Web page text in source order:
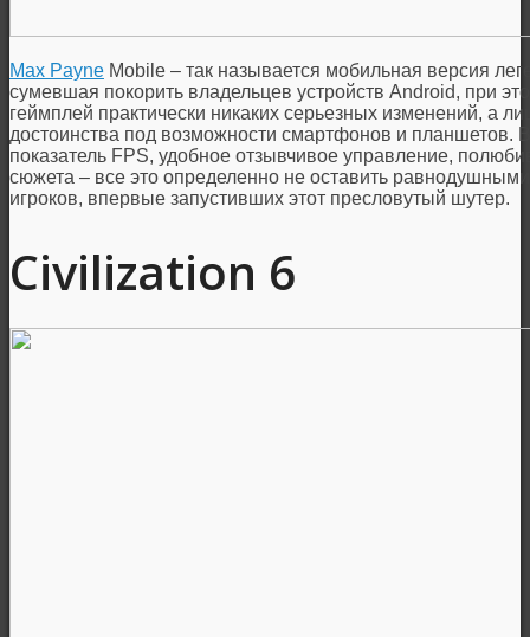
Max Payne Mobile – так называется мобильная версия
сумевшая покорить владельцев устройств Android, при
геймплей практически никаких серьезных изменений, а
достоинства под возможности смартфонов и планшетов.
показатель FPS, удобное отзывчивое управление,
сюжета – все это определенно не оставить
игроков, впервые запустивших этот пресловутый шутер.
Civilization 6